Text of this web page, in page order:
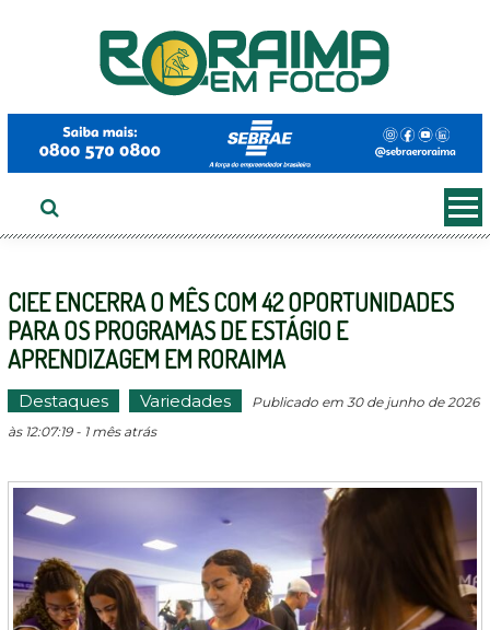
CIEE ENCERRA O MÊS COM 42 OPORTUNIDADES
PARA OS PROGRAMAS DE ESTÁGIO E
APRENDIZAGEM EM RORAIMA
Destaques Variedades
Publicado em 30 de junho de 2026
às 12:07:19 - 1 mês atrás